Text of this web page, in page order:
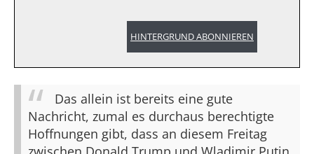
HINTERGRUND ABONNIEREN
Das allein ist bereits eine gute
Nachricht, zumal es durchaus berechtigte
Hoffnungen gibt, dass an diesem Freitag